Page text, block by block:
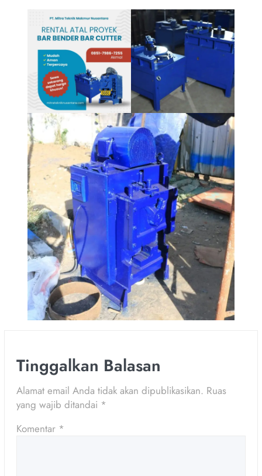
Tinggalkan Balasan
Alamat email Anda tidak akan dipublikasikan. Ruas
yang wajib ditandai *
Komentar *